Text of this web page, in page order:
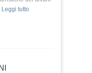
Leggi tutto